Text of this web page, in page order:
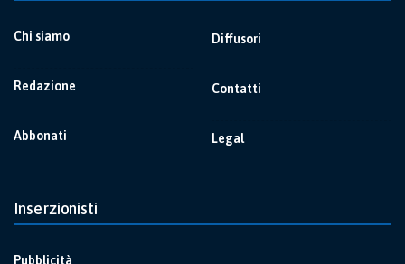
Chi siamo
Redazione
Abbonati
Diffusori
Contatti
Legal
Inserzionisti
Pubblicità